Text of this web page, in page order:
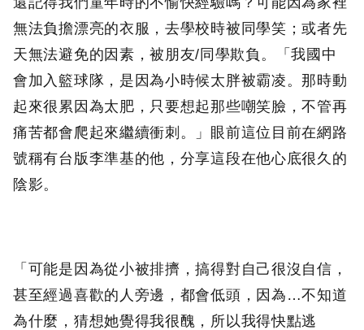
無法負擔漂亮的衣服，去學校時被同學笑；或者先
天無法避免的因素，被朋友/同學欺負。「我國中
會加入籃球隊，是因為小時候太胖被霸凌。那時動
起來很累因為太肥，只要想起那些嘲笑臉，不管再
痛苦都會爬起來繼續衝刺。」眼前這位目前在網路
號稱有台版李準基的他，分享這段在他心底很久的
陰影。
「可能是因為從小被排擠，搞得對自己很沒自信，
甚至經過喜歡的人旁邊，都會低頭，因為…不知道
為什麼，猜想她覺得我很醜，所以我得快點逃